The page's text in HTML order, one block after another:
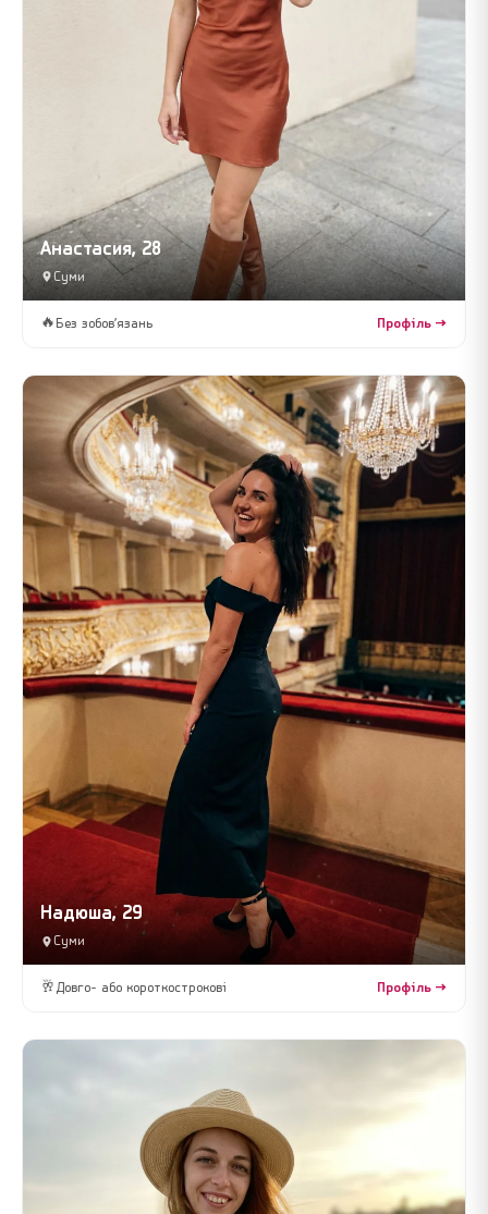
Анастасия, 28
Суми
🔥 Без зобов’язань Профіль →
Надюша, 29
Суми
🥂 Довго- або короткострокові Профіль →